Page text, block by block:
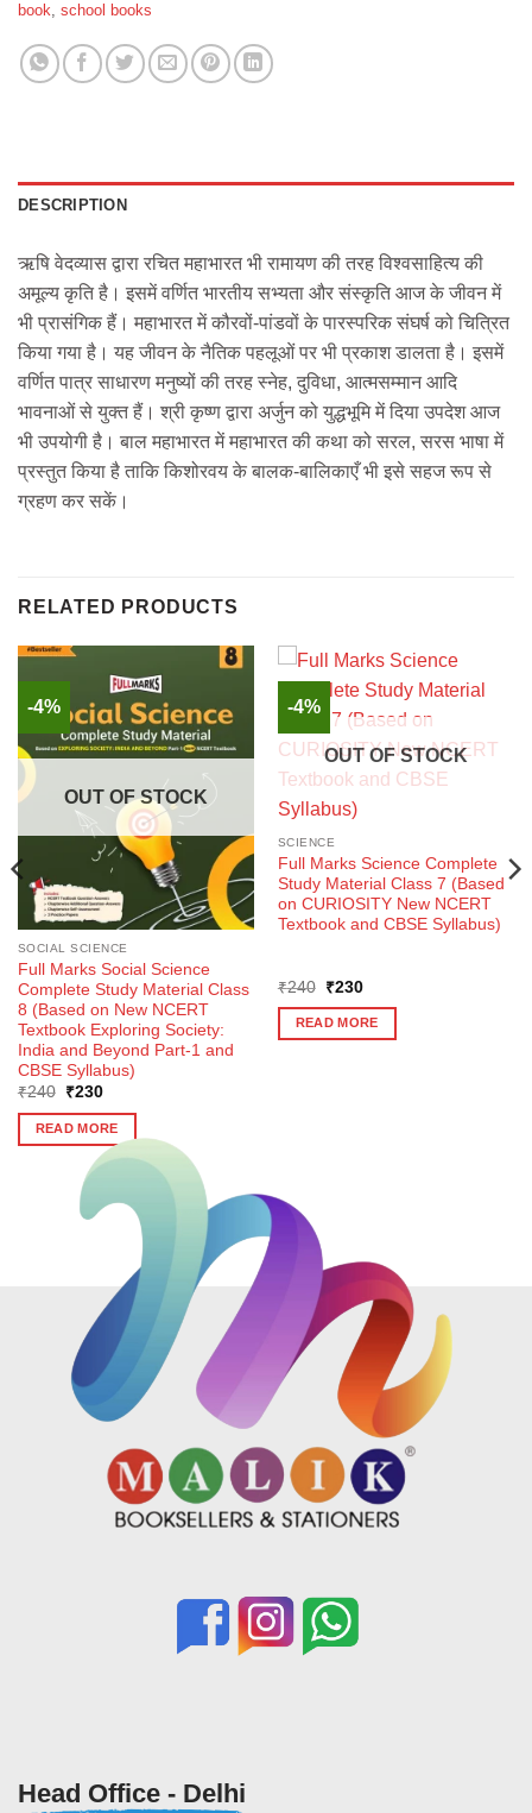
book, school books
DESCRIPTION
ऋषि वेदव्यास द्वारा रचित महाभारत भी रामायण की तरह विश्‍वसाहित्य की
अमूल्य कृति है। इसमें वर्णित भारतीय सभ्यता और संस्कृति आज के जीवन में
भी प्रासंगिक हैं। महाभारत में कौरवों-पांडवों के पारस्परिक संघर्ष को चित्रित
किया गया है। यह जीवन के नैतिक पहलूओं पर भी प्रकाश डालता है। इसमें
वर्णित पात्र साधारण मनुष्यों की तरह स्नेह, दुविधा, आत्मसम्मान आदि
भावनाओं से युक्त हैं। श्री कृष्‍ण द्वारा अर्जुन को युद्धभूमि में दिया उपदेश आज
भी उपयोगी है। बाल महाभारत में महाभारत की कथा को सरल, सरस भाषा में
प्रस्तुत किया है ताकि किशोरवय के बालक-बालिकाएँ भी इसे सहज रूप से
ग्रहण कर सकें।
RELATED PRODUCTS
-4%
OUT OF STOCK
SOCIAL SCIENCE
Full Marks Social Science
Complete Study Material Class
8 (Based on New NCERT
Textbook Exploring Society:
India and Beyond Part-1 and
CBSE Syllabus)
₹240
Original
was:
₹240.
₹230Current
is:
₹230.
READ MORE
-4%
OUT OF STOCK
SCIENCE
Full Marks Science Complete
Study Material Class 7 (Based
on CURIOSITY New NCERT
Textbook and CBSE Syllabus)
₹240
Original
was:
₹240.
₹230Current
is:
₹230.
READ MORE
Head Office - Delhi